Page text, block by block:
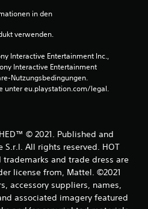
e
n
s
1
in den
verwenden.
Interactive Entertainment Inc.,
Interactive Entertainment
Nutzungsbedingungen.
unter eu.playstation.com/legal.
© 2021. Published and
S.r.l. All rights reserved. HOT
trademarks and trade dress are
license from, Mattel. ©2021
accessory suppliers, names,
associated imagery featured